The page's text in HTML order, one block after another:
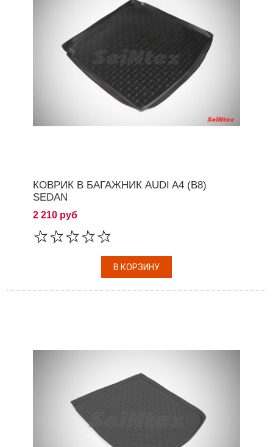
КОВРИК В БАГАЖНИК AUDI A4 (B8)
SEDAN
2 210 руб